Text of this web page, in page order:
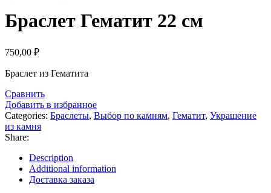
Браслет Гематит 22 см
750,00 ₽
Браслет из Гематита
Сравнить
Добавить в избранное
Categories: Браслеты, Выбор по камням, Гематит, Украшение
из камня
Share:
Description
Additional information
Доставка заказа